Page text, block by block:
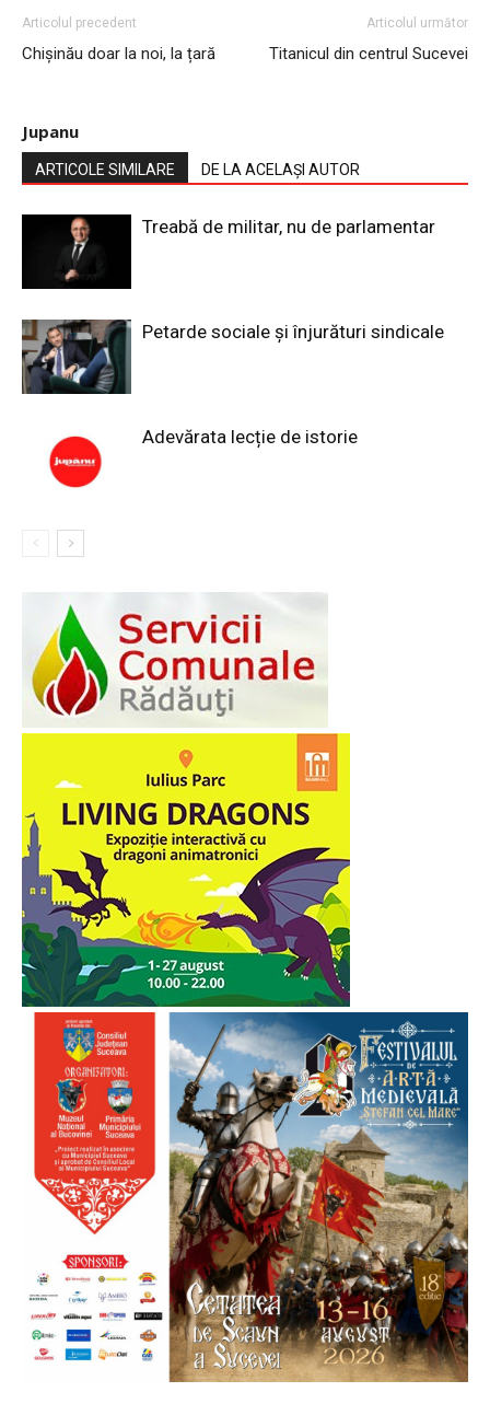
Articolul precedent
Chișinău doar la noi, la țară
Articolul următor
Titanicul din centrul Sucevei
Jupanu
ARTICOLE SIMILARE DE LA ACELAȘI AUTOR
Treabă de militar, nu de parlamentar
Petarde sociale și înjurături sindicale
Adevărata lecție de istorie